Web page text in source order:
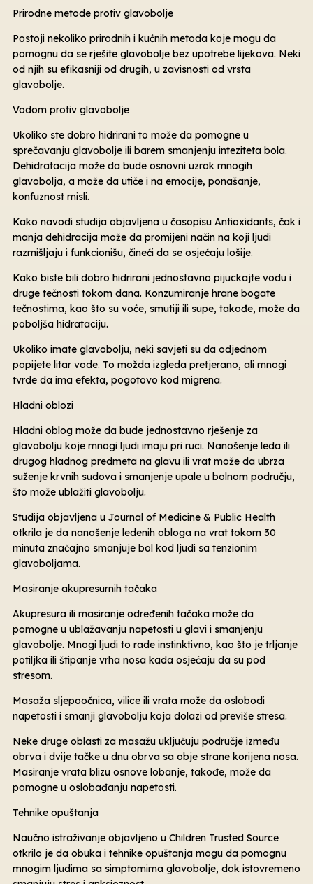
Prirodne metode protiv glavobolje
Postoji nekoliko prirodnih i kućnih metoda koje mogu da
pomognu da se rješite glavobolje bez upotrebe lijekova. Neki
od njih su efikasniji od drugih, u zavisnosti od vrsta
glavobolje.
Vodom protiv glavobolje
Ukoliko ste dobro hidrirani to može da pomogne u
sprečavanju glavobolje ili barem smanjenju inteziteta bola.
Dehidratacija može da bude osnovni uzrok mnogih
glavobolja, a može da utiče i na emocije, ponašanje,
konfuznost misli.
Kako navodi studija objavljena u časopisu Antioxidants, čak i
manja dehidracija može da promijeni način na koji ljudi
razmišljaju i funkcionišu, čineći da se osjećaju lošije.
Kako biste bili dobro hidrirani jednostavno pijuckajte vodu i
druge tečnosti tokom dana. Konzumiranje hrane bogate
tečnostima, kao što su voće, smutiji ili supe, takođe, može da
poboljša hidrataciju.
Ukoliko imate glavobolju, neki savjeti su da odjednom
popijete litar vode. To možda izgleda pretjerano, ali mnogi
tvrde da ima efekta, pogotovo kod migrena.
Hladni oblozi
Hladni oblog može da bude jednostavno rješenje za
glavobolju koje mnogi ljudi imaju pri ruci. Nanošenje leda ili
drugog hladnog predmeta na glavu ili vrat može da ubrza
suženje krvnih sudova i smanjenje upale u bolnom području,
što može ublažiti glavobolju.
Studija objavljena u Journal of Medicine & Public Health
otkrila je da nanošenje ledenih obloga na vrat tokom 30
minuta značajno smanjuje bol kod ljudi sa tenzionim
glavoboljama.
Masiranje akupresurnih tačaka
Akupresura ili masiranje određenih tačaka može da
pomogne u ublažavanju napetosti u glavi i smanjenju
glavobolje. Mnogi ljudi to rade instinktivno, kao što je trljanje
potiljka ili štipanje vrha nosa kada osjećaju da su pod
stresom.
Masaža sljepoočnica, vilice ili vrata može da oslobodi
napetosti i smanji glavobolju koja dolazi od previše stresa.
Neke druge oblasti za masažu uključuju područje između
obrva i dvije tačke u dnu obrva sa obje strane korijena nosa.
Masiranje vrata blizu osnove lobanje, takođe, može da
pomogne u oslobađanju napetosti.
Tehnike opuštanja
Naučno istraživanje objavljeno u Children Trusted Source
otkrilo je da obuka i tehnike opuštanja mogu da pomognu
mnogim ljudima sa simptomima glavobolje, dok istovremeno